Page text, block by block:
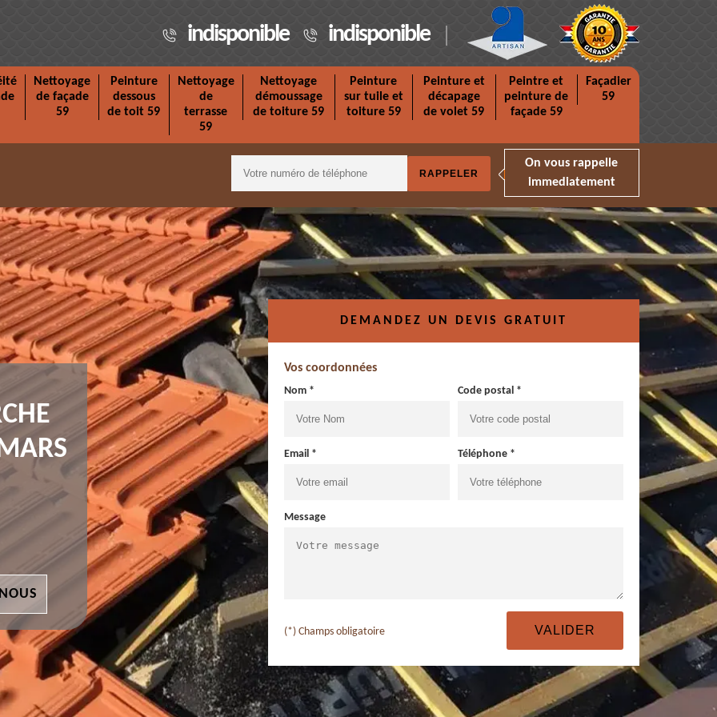
indisponible indisponible
Nettoyage
de façade
59
Peinture
dessous
de toit 59
Nettoyage
de
terrasse
59
Nettoyage
démoussage
de toiture 59
Peinture
sur tuile et
toiture 59
Peinture et
décapage
de volet 59
Peintre et
peinture de
façade 59
Façadier
59
On vous rappelle
immediatement
DEMANDEZ UN DEVIS GRATUIT
Vos coordonnées
Nom * Code postal *
Email * Téléphone *
Message
(*) Champs obligatoire